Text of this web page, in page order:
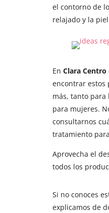
el contorno de
relajado y la
En Clara Centro
encontrar estos
más, tanto para
para mujeres.
consultarnos
tratamiento
Aprovecha el
todos los
Si no conoces
explicamos de